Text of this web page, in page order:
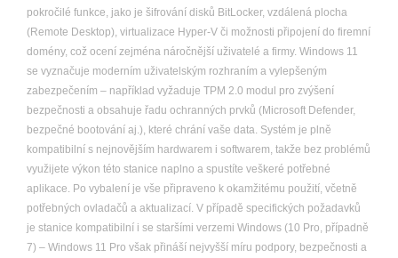
pokročilé funkce, jako je šifrování disků BitLocker, vzdálená plocha
(Remote Desktop), virtualizace Hyper-V či možnosti připojení do firemní
domény, což ocení zejména náročnější uživatelé a firmy. Windows 11
se vyznačuje moderním uživatelským rozhraním a vylepšeným
zabezpečením – například vyžaduje TPM 2.0 modul pro zvýšení
bezpečnosti a obsahuje řadu ochranných prvků (Microsoft Defender,
bezpečné bootování aj.), které chrání vaše data. Systém je plně
kompatibilní s nejnovějším hardwarem i softwarem, takže bez problémů
využijete výkon této stanice naplno a spustíte veškeré potřebné
aplikace. Po vybalení je vše připraveno k okamžitému použití, včetně
potřebných ovladačů a aktualizací. V případě specifických požadavků
je stanice kompatibilní i se staršími verzemi Windows (10 Pro, případně
7) – Windows 11 Pro však přináší nejvyšší míru podpory, bezpečnosti a